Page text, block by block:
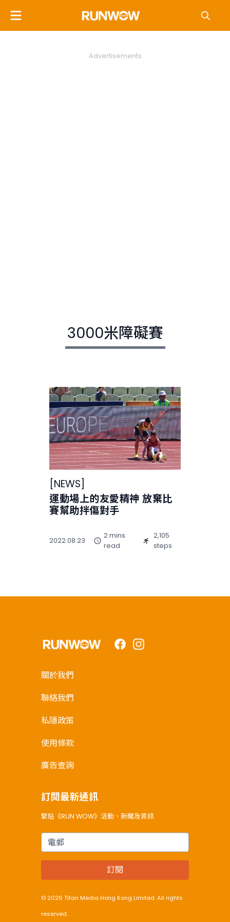
Advertisements
3000米障礙賽
NEWS
運動場上的友愛精神 放棄比
賽幫助拌傷對手
2022.08.23
2 mins
read
2,105
steps
FacebookInstagram
關於我們
聯絡我們
私隱政策
使用條款
廣告查詢
訂閱最新通訊
緊貼《RUN WOW》活動、新聞及資訊
電郵
訂閱
© 2026 Titan Media Hong Kong Limited. All rights
reserved.